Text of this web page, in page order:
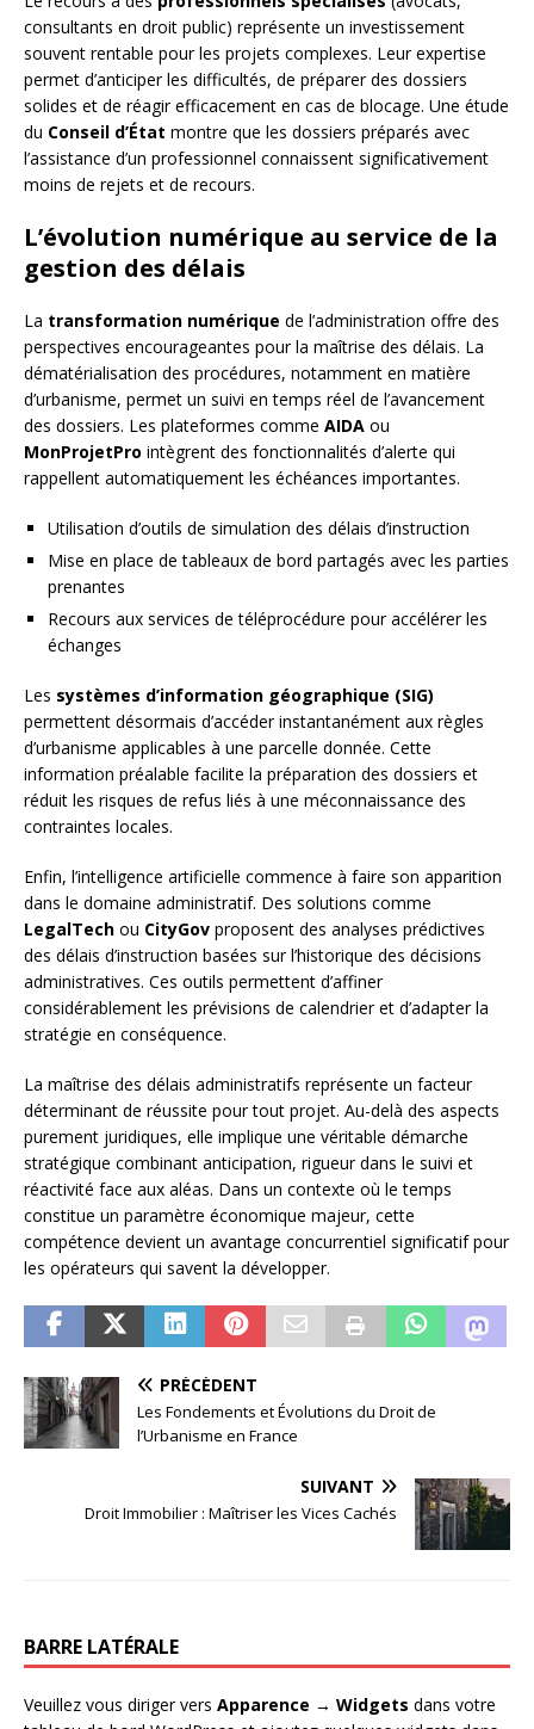
consultants en droit public) représente un investissement
souvent rentable pour les projets complexes. Leur expertise
permet d’anticiper les difficultés, de préparer des dossiers
solides et de réagir efficacement en cas de blocage. Une étude
du Conseil d’État montre que les dossiers préparés avec
l’assistance d’un professionnel connaissent significativement
moins de rejets et de recours.
L’évolution numérique au service de la
gestion des délais
La transformation numérique de l’administration offre des
perspectives encourageantes pour la maîtrise des délais. La
dématérialisation des procédures, notamment en matière
d’urbanisme, permet un suivi en temps réel de l’avancement
des dossiers. Les plateformes comme AIDA ou
MonProjetPro intègrent des fonctionnalités d’alerte qui
rappellent automatiquement les échéances importantes.
Utilisation d’outils de simulation des délais d’instruction
Mise en place de tableaux de bord partagés avec les parties
prenantes
Recours aux services de téléprocédure pour accélérer les
échanges
Les systèmes d’information géographique (SIG)
permettent désormais d’accéder instantanément aux règles
d’urbanisme applicables à une parcelle donnée. Cette
information préalable facilite la préparation des dossiers et
réduit les risques de refus liés à une méconnaissance des
contraintes locales.
Enfin, l’intelligence artificielle commence à faire son apparition
dans le domaine administratif. Des solutions comme
LegalTech ou CityGov proposent des analyses prédictives
des délais d’instruction basées sur l’historique des décisions
administratives. Ces outils permettent d’affiner
considérablement les prévisions de calendrier et d’adapter la
stratégie en conséquence.
La maîtrise des délais administratifs représente un facteur
déterminant de réussite pour tout projet. Au-delà des aspects
purement juridiques, elle implique une véritable démarche
stratégique combinant anticipation, rigueur dans le suivi et
réactivité face aux aléas. Dans un contexte où le temps
constitue un paramètre économique majeur, cette
compétence devient un avantage concurrentiel significatif pour
les opérateurs qui savent la développer.
PRÉCÉDENT
Les Fondements et Évolutions du Droit de
l’Urbanisme en France
SUIVANT
Droit Immobilier : Maîtriser les Vices Cachés
BARRE LATÉRALE
Veuillez vous diriger vers Apparence → Widgets dans votre